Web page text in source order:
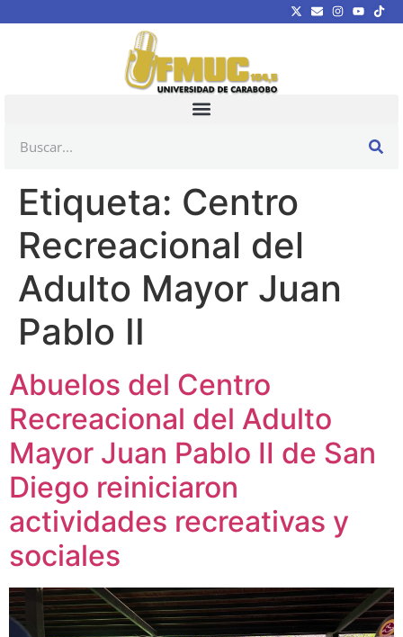
Etiqueta: Centro
Recreacional del
Adulto Mayor Juan
Pablo II
Abuelos del Centro
Recreacional del Adulto
Mayor Juan Pablo II de San
Diego reiniciaron
actividades recreativas y
sociales